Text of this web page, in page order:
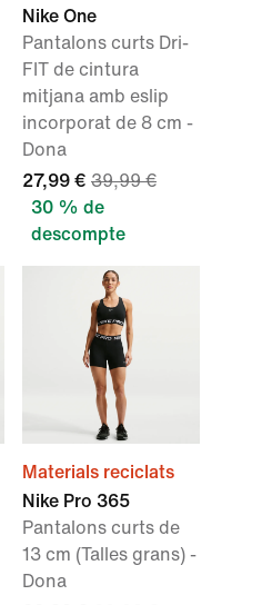
Nike One
Pantalons curts Dri-
FIT de cintura
mitjana amb eslip
incorporat de 8 cm -
Dona
27,99 € 39,99 €
30 % de
descompte
Materials reciclats
Nike Pro 365
Pantalons curts de
13 cm (Talles grans) -
Dona